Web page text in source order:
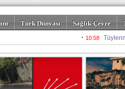
Türk Dünyası Sağlık-Çevre